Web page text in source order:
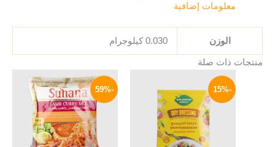
معلومات إضافية
الوزن 0.030 كيلوجرام
منتجات ذات صلة
-15%
هو:
20 EGP.
هو:
17 EGP.
-59%
الأصلي
هو:
240 EGP.
الحالي
هو:
99 EGP.